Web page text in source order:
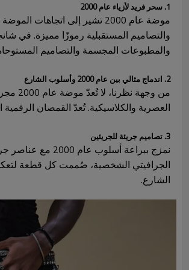
1. سحر فريد لأزياء عام 2000
موضة عام 2000 تشير إلى
والتصاميم المستقبلية رموزًا مميزة. في
والمطبوعات المجسمة والتصاميم
2. اندماج مثالي بين عام 2000 وأسلوب الشارع
من
العصرية والكلاسيكية. تُعدّ القمصان الرقمية
3. تصاميم جريئة للجريئين
نمزج ببراعة
الجرافيتي الشخصية، صُممت كل قطعة لتعكس
الشارع.